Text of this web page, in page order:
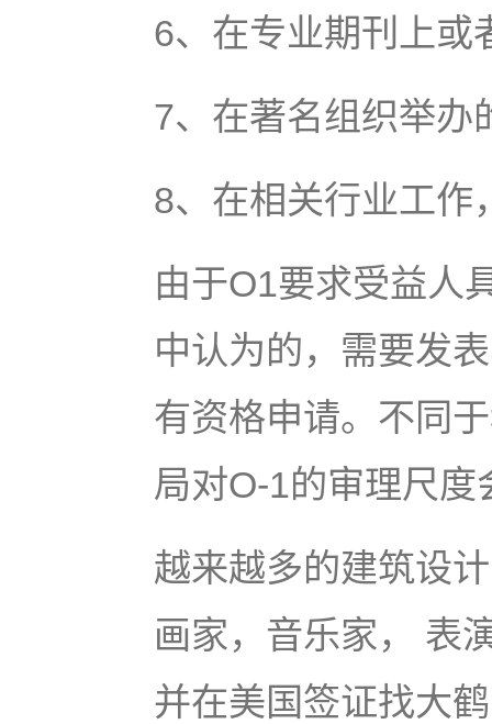
6、在专业期刊上或
7、在著名组织举办
8、在相关行业工作
由于O1要求受益人
中认为的，需要发
有资格申请。不同
局对O-1的审理尺度
越来越多的建筑设
画家，音乐家， 表
并在美国签证找大